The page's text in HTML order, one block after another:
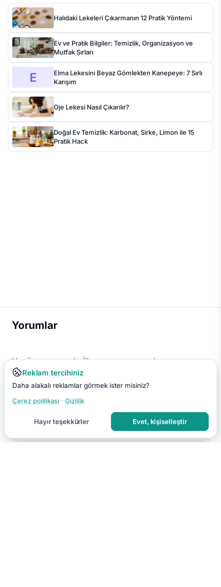
Halıdaki Lekeleri Çıkarmanın 12 Pratik Yöntemi
Ev ve Pratik Bilgiler: Temizlik, Organizasyon ve
Mutfak Sırları
E
Elma Lekesini Beyaz Gömlekten Kanepeye: 7 Sırlı
Karışım
Oje Lekesi Nasıl Çıkarılır?
Doğal Ev Temizlik: Karbonat, Sirke, Limon ile 15
Pratik Hack
Yorumlar
Henüz yorum yok. İlk yorumu sen yap!
Reklam tercihiniz
Daha alakalı reklamlar görmek ister misiniz?
Çerez politikası · Gizlilik
Hayır teşekkürler Evet, kişiselleştir